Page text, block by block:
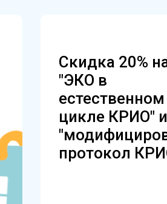
Скидка 20%
"ЭКО в
естественном
цикле КРИО" и
протокол